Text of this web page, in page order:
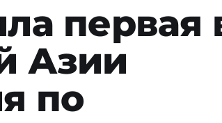
первая
Азии
по